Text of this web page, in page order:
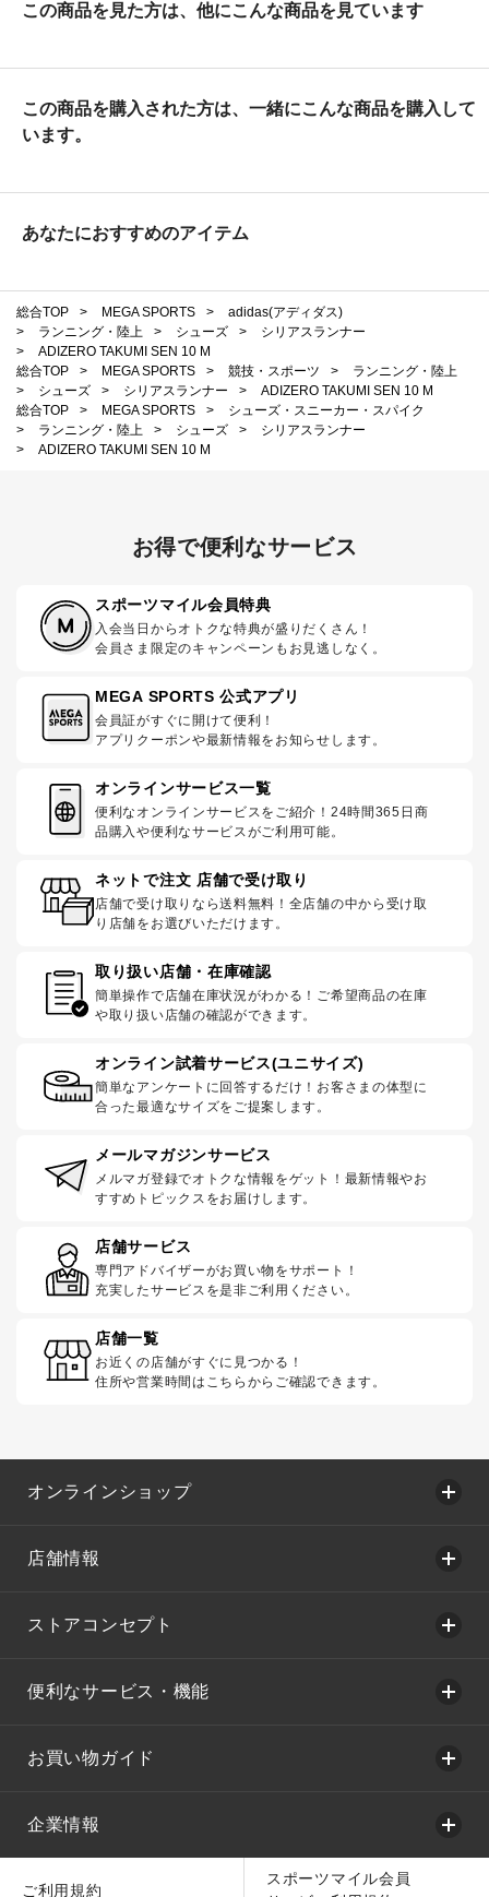
この商品を見た方は、他にこんな商品を見ています
この商品を購入された方は、一緒にこんな商品を購入して
います。
あなたにおすすめのアイテム
総合TOP > MEGA SPORTS >
adidas(アディダス)
>
ランニング・陸上 > シューズ >
シリアスランナー
>
ADIZERO TAKUMI SEN 10 M
総合TOP
> MEGA SPORTS > 競技・スポーツ >
ランニング・陸上
>
シューズ > シリアスランナー >
ADIZERO TAKUMI SEN 10 M
総合TOP
> MEGA SPORTS >
シューズ・スニーカー・スパイク
>
ランニング・陸上 > シューズ >
シリアスランナー
>
ADIZERO TAKUMI SEN 10 M
お得で便利なサービス
スポーツマイル会員特典
入会当日からオトクな特典が盛りだくさん！
会員さま限定のキャンペーンもお見逃しなく。
MEGA SPORTS 公式アプリ
会員証がすぐに開けて便利！
アプリクーポンや最新情報をお知らせします。
オンラインサービス一覧
便利なオンラインサービスをご紹介！24時間365日商
品購入や便利なサービスがご利用可能。
ネットで注文 店舗で受け取り
店舗で受け取りなら送料無料！全店舗の中から受け取
り店舗をお選びいただけます。
取り扱い店舗・在庫確認
簡単操作で店舗在庫状況がわかる！ご希望商品の在庫
や取り扱い店舗の確認ができます。
オンライン試着サービス(ユニサイズ)
簡単なアンケートに回答するだけ！お客さまの体型に
合った最適なサイズをご提案します。
メールマガジンサービス
メルマガ登録でオトクな情報をゲット！最新情報やお
すすめトピックスをお届けします。
店舗サービス
専門アドバイザーがお買い物をサポート！
充実したサービスを是非ご利用ください。
店舗一覧
お近くの店舗がすぐに見つかる！
住所や営業時間はこちらからご確認できます。
オンラインショップ
店舗情報
ストアコンセプト
便利なサービス・機能
お買い物ガイド
企業情報
ご利用規約
スポーツマイル会員